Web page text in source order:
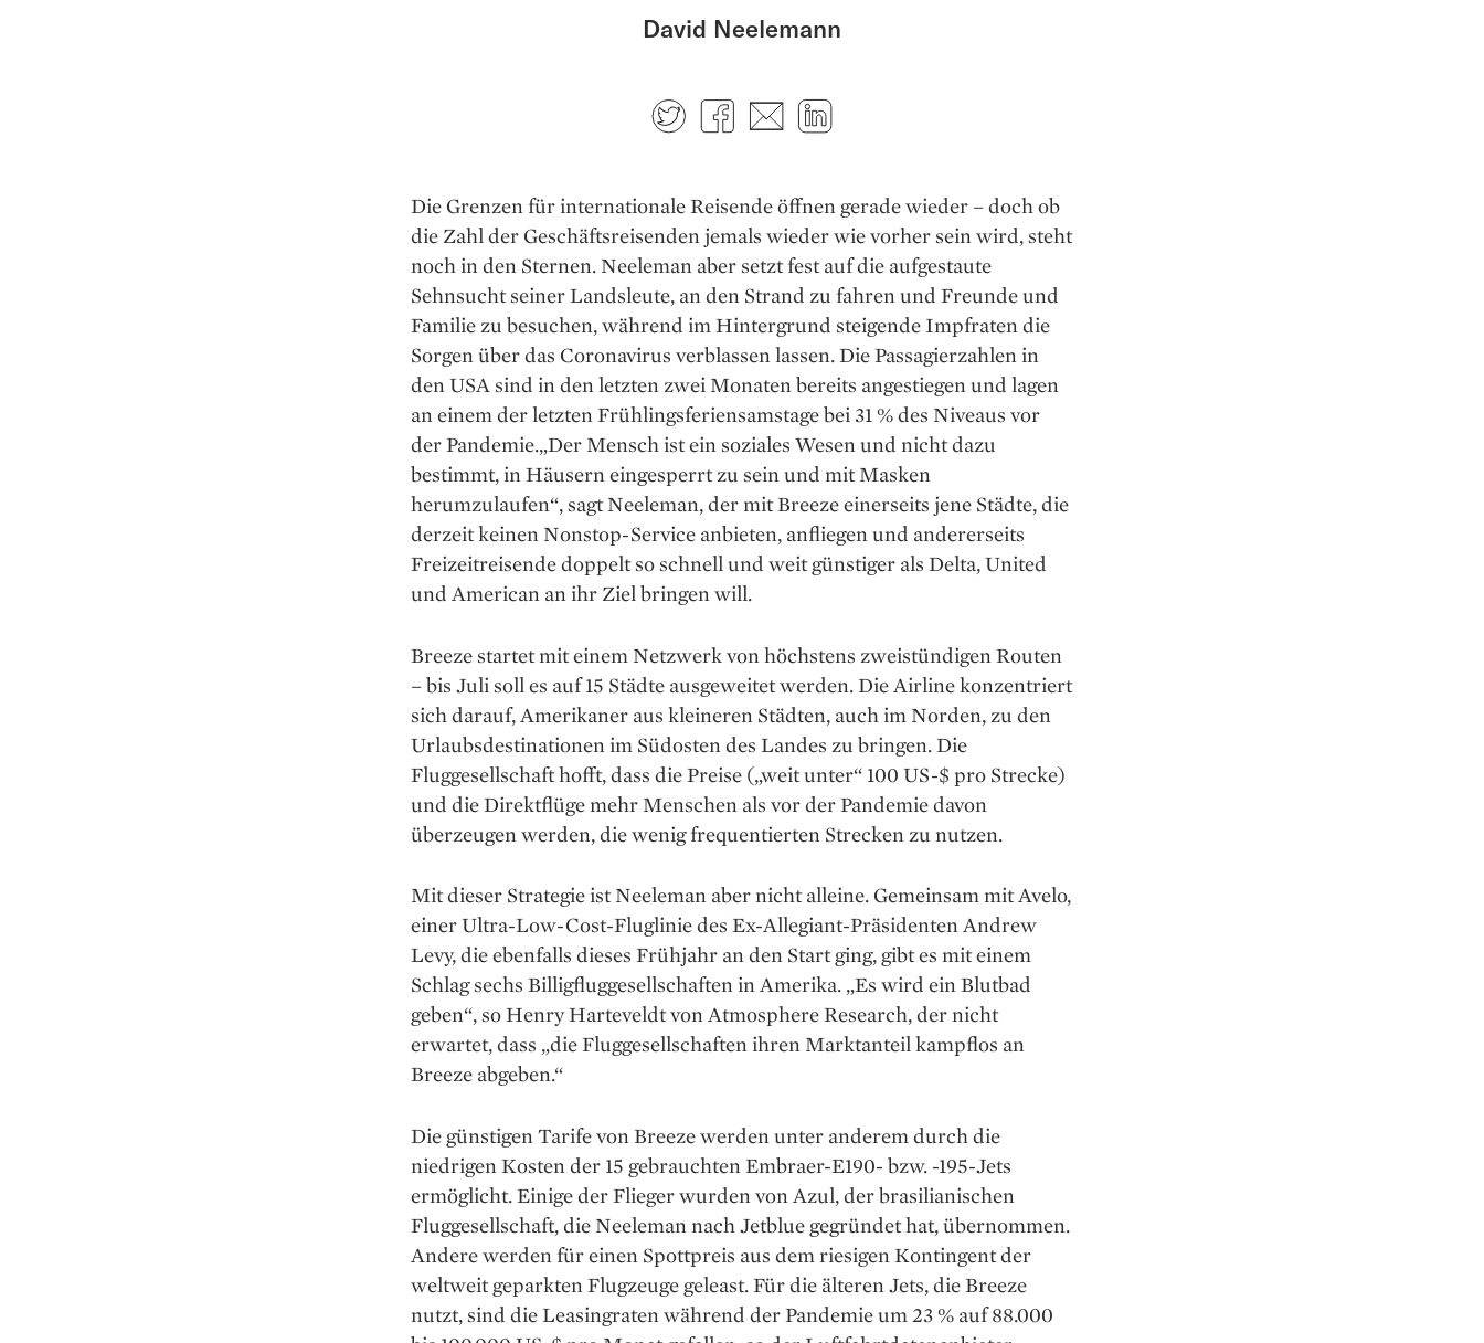
David Neelemann
TwitterFacebook
E-mail
Die Grenzen für internationale Reisende öffnen gerade wieder – doch ob
die Zahl der Geschäfts­reisenden jemals wieder wie vorher sein wird, steht
noch in den Sternen. Neeleman aber setzt fest auf die aufgestaute
Sehnsucht seiner Landsleute, an den Strand zu fahren und Freunde und
Familie zu besuchen, während im Hintergrund steigende Impfraten die
Sorgen über das Coronavirus verblassen lassen. Die Passagierzahlen in
den USA sind in den letzten zwei Monaten bereits angestiegen und lagen
an einem der letzten Frühlingsferiensamstage bei 31 % des Niveaus vor
der Pandemie.„Der Mensch ist ein soziales Wesen und nicht dazu
bestimmt, in Häusern eingesperrt zu sein und mit Masken
herumzulaufen“, sagt Neeleman, der mit Breeze einerseits jene Städte, die
derzeit keinen Nonstop-Service anbieten, anfliegen und andererseits
Freizeitreisende doppelt so schnell und weit günstiger als Delta, United
und American an ihr Ziel bringen will.
Breeze startet mit einem Netzwerk von höchstens zwei­stündigen Routen
– bis Juli soll es auf 15 Städte ausgeweitet werden. Die Airline konzentriert
sich darauf, Amerikaner aus kleineren Städten, auch im Norden, zu den
Urlaubs­destinationen im Südosten des Landes zu bringen. Die
Fluggesellschaft hofft, dass die Preise („weit unter“ 100 US-$ pro Strecke)
und die Direktflüge mehr Menschen als vor der Pandemie davon
überzeugen werden, die wenig frequentierten Strecken zu nutzen.
Mit dieser Strategie ist Neeleman aber nicht alleine. Gemeinsam mit Avelo,
einer Ultra-Low-Cost-Fluglinie des Ex-Allegiant-Präsidenten Andrew
Levy, die ebenfalls dieses Frühjahr an den Start ging, gibt es mit einem
Schlag sechs Billigflug­gesellschaften in Amerika. „Es wird ein Blutbad
geben“, so Henry Harteveldt von Atmosphere Research, der nicht
erwartet, dass „die Fluggesellschaften ihren Marktanteil kampflos an
Breeze abgeben.“
Die günstigen Tarife von Breeze werden unter anderem durch die
niedrigen Kosten der 15 gebrauchten Embraer-E190- bzw. -195-Jets
ermöglicht. Einige der Flieger wurden von Azul, der brasilianischen
Fluggesellschaft, die Neeleman nach Jetblue gegründet hat, übernommen.
Andere werden für einen Spottpreis aus dem riesigen Kontingent der
weltweit geparkten Flugzeuge geleast. Für die älteren Jets, die Breeze
nutzt, sind die Leasingraten während der Pandemie um 23 % auf 88.000